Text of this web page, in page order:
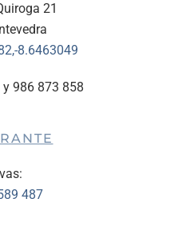
21
8.6463049
986 873 858
487